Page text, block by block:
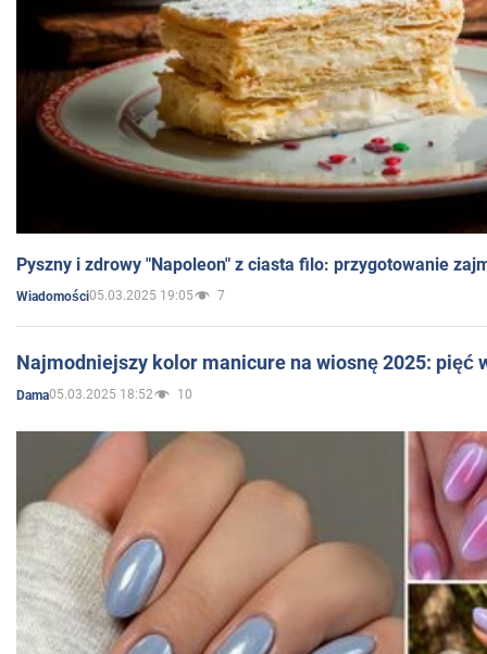
Pyszny i zdrowy "Napoleon" z ciasta filo: przygotowanie
Wiadomości05.03.2025 19:05 7
Najmodniejszy kolor manicure na wiosnę 2025: pięć
Dama05.03.2025 18:52 10